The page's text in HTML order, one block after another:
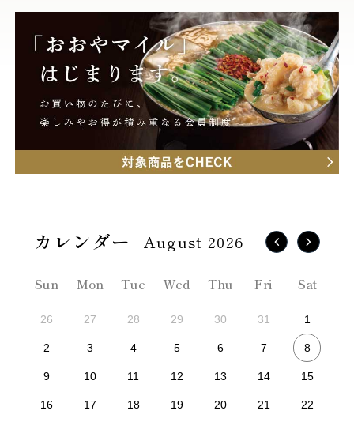
August 2026
Sun Mon Tue Wed Thu Fri Sat
26 27 28 29 30 31 1
2 3 4 5 6 7 8
9 10 11 12 13 14 15
16 17 18 19 20 21 22